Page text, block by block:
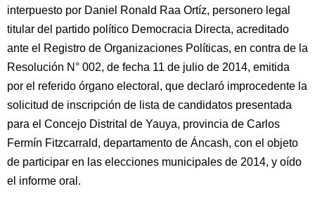
interpuesto por Daniel Ronald Raa Ortíz, personero legal
titular del partido político Democracia Directa, acreditado
ante el Registro de Organizaciones Políticas, en contra de la
Resolución N° 002, de fecha 11 de julio de 2014, emitida
por el referido órgano electoral, que declaró improcedente la
solicitud de inscripción de lista de candidatos presentada
para el Concejo Distrital de Yauya, provincia de Carlos
Fermín Fitzcarrald, departamento de Áncash, con el objeto
de participar en las elecciones municipales de 2014, y oído
el informe oral.